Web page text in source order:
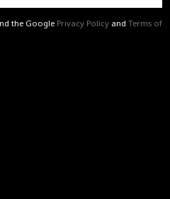
the Google Privacy Policy and Terms of
és stílustippjeinket!